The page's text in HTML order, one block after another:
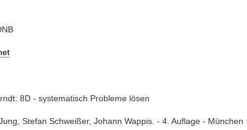
8D - systematisch Probleme lösen
Stefan Schweißer, Johann Wappis. - 4. Auflage - München